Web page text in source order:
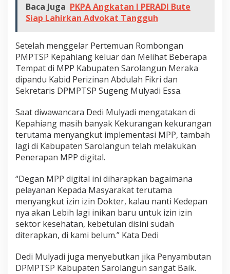
Baca Juga PKPA Angkatan I PERADI Bute
Siap Lahirkan Advokat Tangguh
Setelah menggelar Pertemuan Rombongan
PMPTSP Kepahiang keluar dan Melihat Beberapa
Tempat di MPP Kabupaten Sarolangun Meraka
dipandu Kabid Perizinan Abdulah Fikri dan
Sekretaris DPMPTSP Sugeng Mulyadi Essa.
Saat diwawancara Dedi Mulyadi mengatakan di
Kepahiang masih banyak Kekurangan kekurangan
terutama menyangkut implementasi MPP, tambah
lagi di Kabupaten Sarolangun telah melakukan
Penerapan MPP digital.
“Degan MPP digital ini diharapkan bagaimana
pelayanan Kepada Masyarakat terutama
menyangkut izin izin Dokter, kalau nanti Kedepan
nya akan Lebih lagi inikan baru untuk izin izin
sektor kesehatan, kebetulan disini sudah
diterapkan, di kami belum.” Kata Dedi
Dedi Mulyadi juga menyebutkan jika Penyambutan
DPMPTSP Kabupaten Sarolangun sangat Baik.